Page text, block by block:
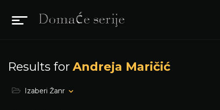
Results for Andreja Maričić
Izaberi Žanr